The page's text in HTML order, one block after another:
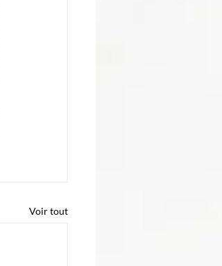
Voir tout